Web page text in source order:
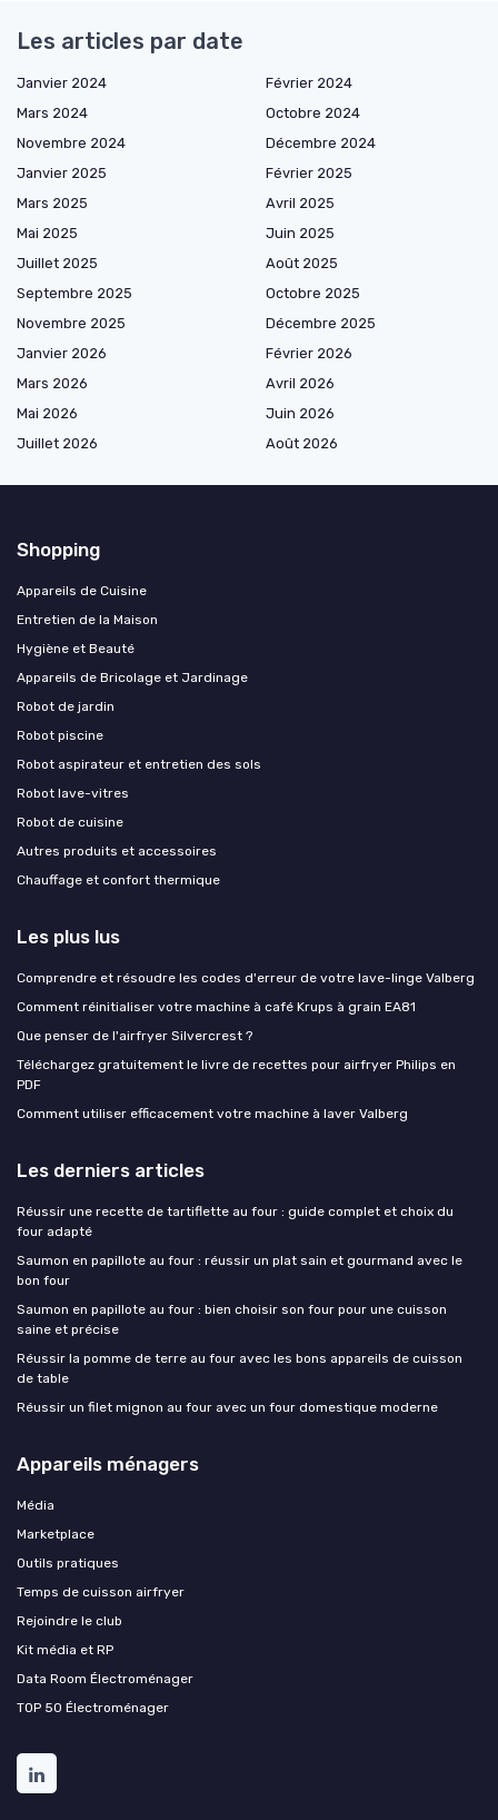
Les articles par date
Janvier 2024
Février 2024
Mars 2024
Octobre 2024
Novembre 2024
Décembre 2024
Janvier 2025
Février 2025
Mars 2025
Avril 2025
Mai 2025
Juin 2025
Juillet 2025
Août 2025
Septembre 2025
Octobre 2025
Novembre 2025
Décembre 2025
Janvier 2026
Février 2026
Mars 2026
Avril 2026
Mai 2026
Juin 2026
Juillet 2026
Août 2026
Shopping
Appareils de Cuisine
Entretien de la Maison
Hygiène et Beauté
Appareils de Bricolage et Jardinage
Robot de jardin
Robot piscine
Robot aspirateur et entretien des sols
Robot lave-vitres
Robot de cuisine
Autres produits et accessoires
Chauffage et confort thermique
Les plus lus
Comprendre et résoudre les codes d'erreur de votre lave-linge Valberg
Comment réinitialiser votre machine à café Krups à grain EA81
Que penser de l'airfryer Silvercrest ?
Téléchargez gratuitement le livre de recettes pour airfryer Philips en
PDF
Comment utiliser efficacement votre machine à laver Valberg
Les derniers articles
Réussir une recette de tartiflette au four : guide complet et choix du
four adapté
Saumon en papillote au four : réussir un plat sain et gourmand avec le
bon four
Saumon en papillote au four : bien choisir son four pour une cuisson
saine et précise
Réussir la pomme de terre au four avec les bons appareils de cuisson
de table
Réussir un filet mignon au four avec un four domestique moderne
Appareils ménagers
Média
Marketplace
Outils pratiques
Temps de cuisson airfryer
Rejoindre le club
Kit média et RP
Data Room Électroménager
TOP 50 Électroménager